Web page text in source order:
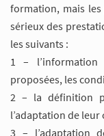
formation, mais
sérieux des
les suivants :
1 –
proposées, les
2 – la définition
l’adaptation de
3 – l’adaptation